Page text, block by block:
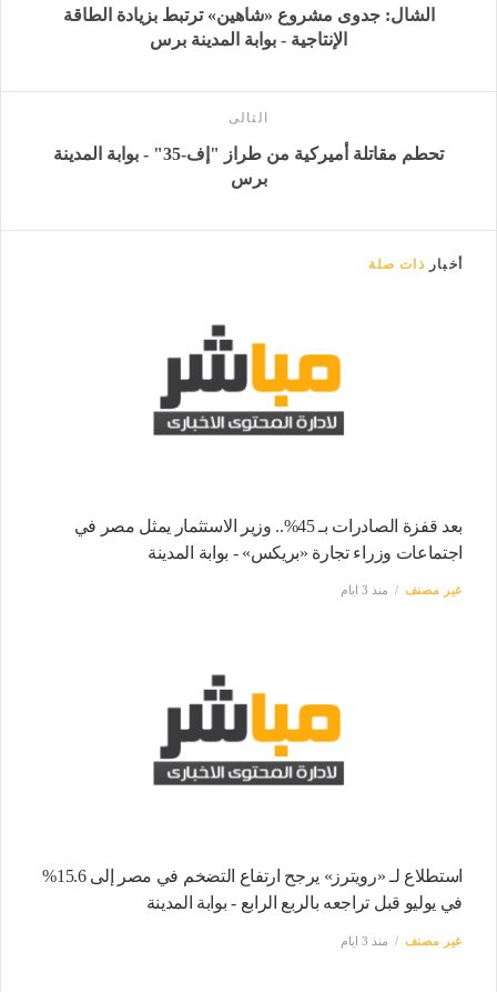
الشال: جدوى مشروع «شاهين» ترتبط بزيادة الطاقة
الإنتاجية - بوابة المدينة برس
التالى
تحطم مقاتلة أميركية من طراز "إف-35" - بوابة المدينة
برس
أخبار ذات صلة
بعد قفزة الصادرات بـ 45%.. وزير الاستثمار يمثل مصر في
اجتماعات وزراء تجارة «بريكس» - بوابة المدينة
غير مصنف منذ 3 ايام
استطلاع لـ «رويترز» يرجح ارتفاع التضخم في مصر إلى 15.6%
في يوليو قبل تراجعه بالربع الرابع - بوابة المدينة
غير مصنف منذ 3 ايام